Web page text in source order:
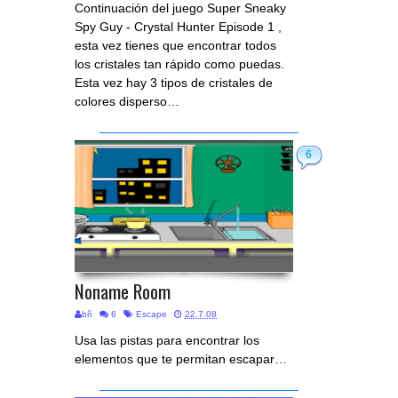
Continuación del juego Super Sneaky
Spy Guy - Crystal Hunter Episode 1 ,
esta vez tienes que encontrar todos
los cristales tan rápido como puedas.
Esta vez hay 3 tipos de cristales de
colores disperso…
6
Noname Room
bñ 6 Escape 22.7.08
Usa las pistas para encontrar los
elementos que te permitan escapar…